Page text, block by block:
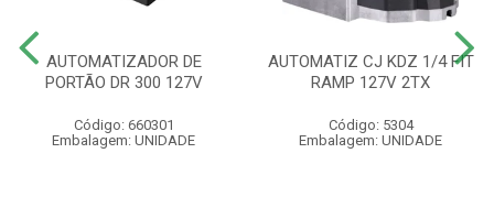
AUTOMATIZADOR DE
PORTÃO DR 300 127V
Código: 660301
Embalagem: UNIDADE
AUTOMATIZ CJ KDZ 1/4 FIT
RAMP 127V 2TX
Código: 5304
Embalagem: UNIDADE